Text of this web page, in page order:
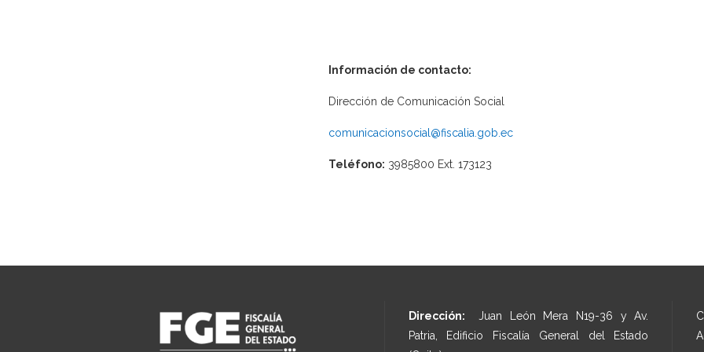
Información de contacto:
Dirección de Comunicación Social
comunicacionsocial@fiscalia.gob.ec
Teléfono: 3985800 Ext. 173123
Dirección: Juan León Mera N19-36 y Av.
Patria, Edificio Fiscalía General del Estado